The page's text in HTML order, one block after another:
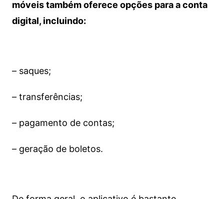
móveis também oferece opções para a conta
digital, incluindo:
– saques;
– transferências;
– pagamento de contas;
– geração de boletos.